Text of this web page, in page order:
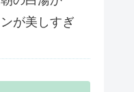
が美しすぎ